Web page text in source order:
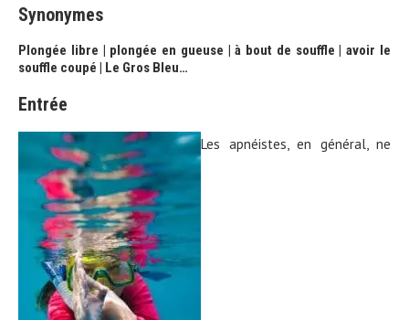
Synonymes
Plongée libre | plongée en gueuse | à bout de souffle | avoir le
souffle coupé | Le Gros Bleu…
Entrée
Les apnéistes, en général, ne